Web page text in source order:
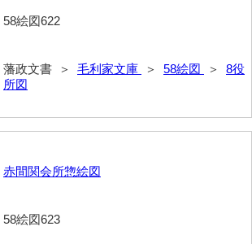
71藩臣日記
73藩臣履歴
76速記類
58絵図622
藩政文書 ＞ 毛利家文庫 ＞ 58絵図 ＞ 8役
所図
赤間関会所惣絵図
58絵図623